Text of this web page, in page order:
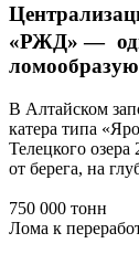
«РЖД» —
В Алтайском
катера типа
Телецкого
от берега, на
750 000 тонн
Лома к